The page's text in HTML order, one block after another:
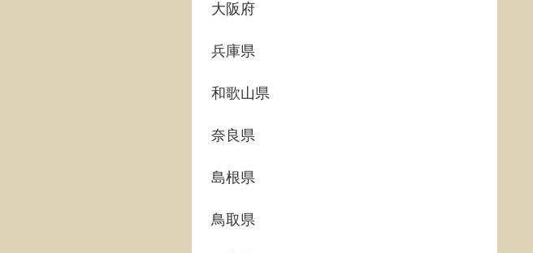
大阪府
兵庫県
和歌山県
奈良県
島根県
鳥取県